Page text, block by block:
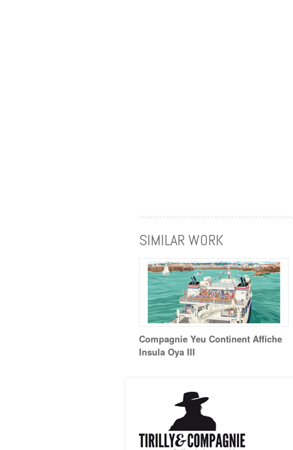
SIMILAR WORK
Compagnie Yeu Continent Affiche
Insula Oya III